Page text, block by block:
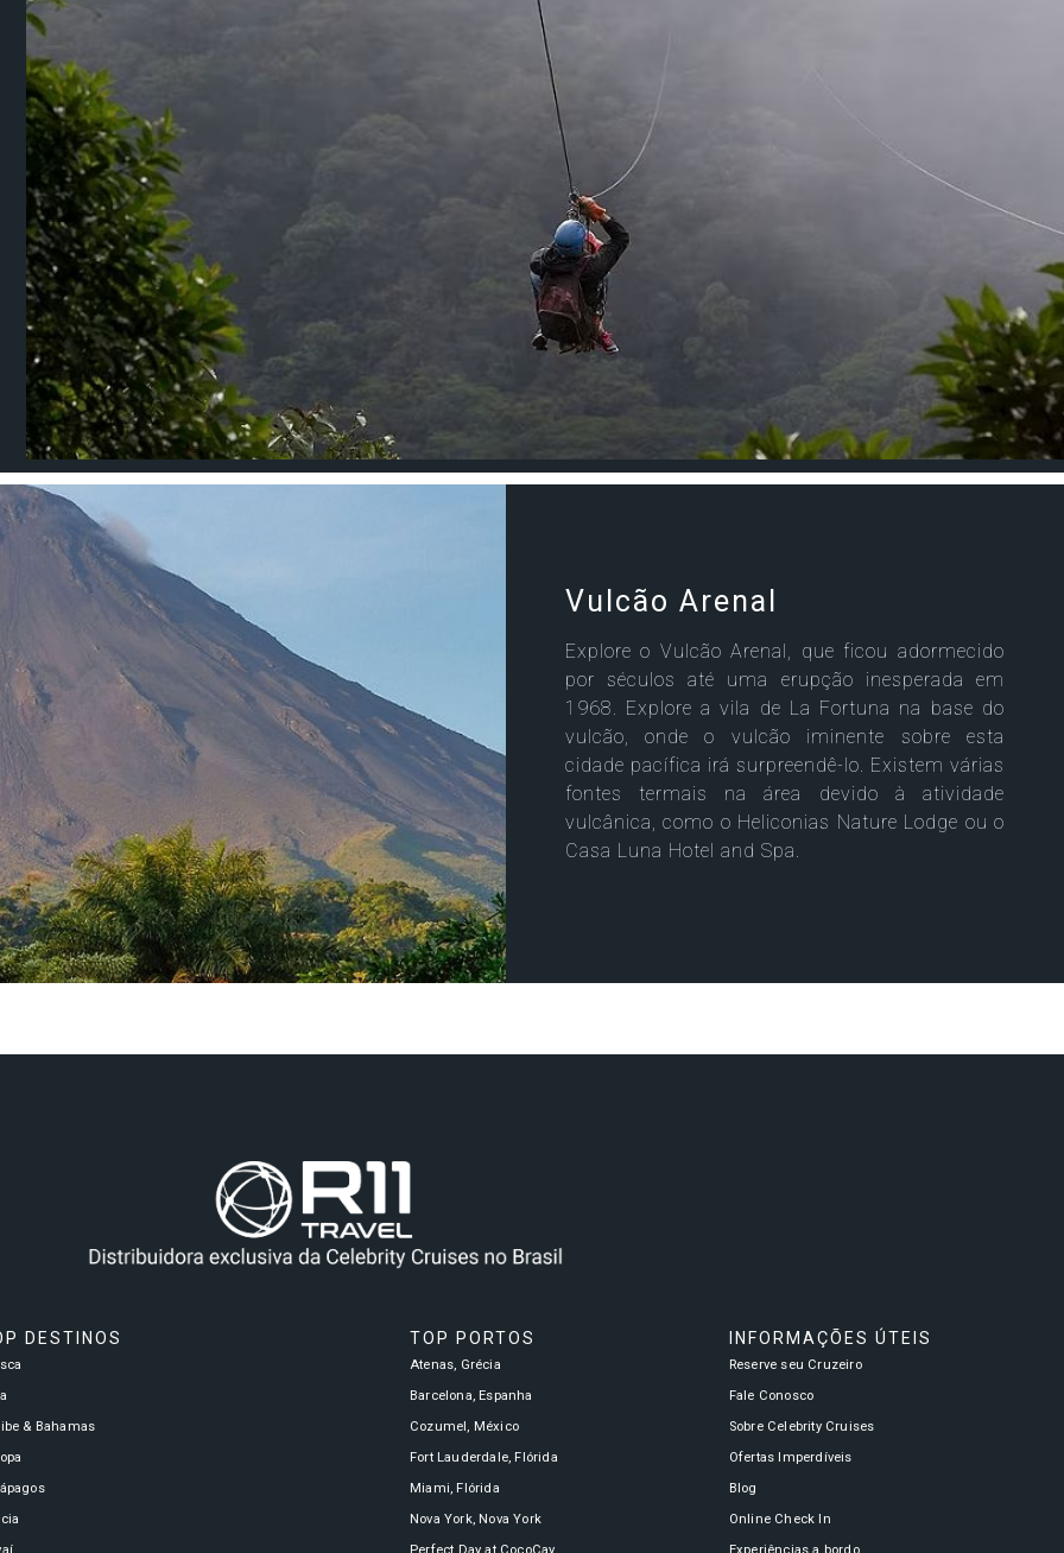
Vulcão Arenal
Explore o Vulcão Arenal, que ficou adormecido
por séculos até uma erupção inesperada em
1968. Explore a vila de La Fortuna na base do
vulcão, onde o vulcão iminente sobre esta
cidade pacífica irá surpreendê-lo. Existem várias
fontes termais na área devido à atividade
vulcânica, como o Heliconias Nature Lodge ou o
Casa Luna Hotel and Spa.
DESTINOS
& Bahamas
TOP PORTOS
Atenas, Grécia
Barcelona, Espanha
Cozumel, México
Fort Lauderdale, Flórida
Miami, Flórida
Nova York, Nova York
Perfect Day at CocoCay
INFORMAÇÕES ÚTEIS
Reserve seu Cruzeiro
Fale Conosco
Sobre Celebrity Cruises
Ofertas Imperdíveis
Blog
Online Check In
Experiências a bordo